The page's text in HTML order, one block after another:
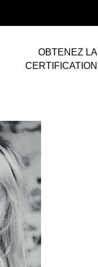
OBTENEZ LA
CERTIFICATION